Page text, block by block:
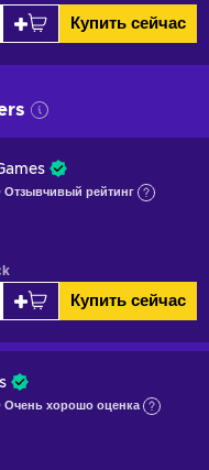
Купить сейчас
Отзывчивый рейтинг
Купить сейчас
Очень хорошо оценка